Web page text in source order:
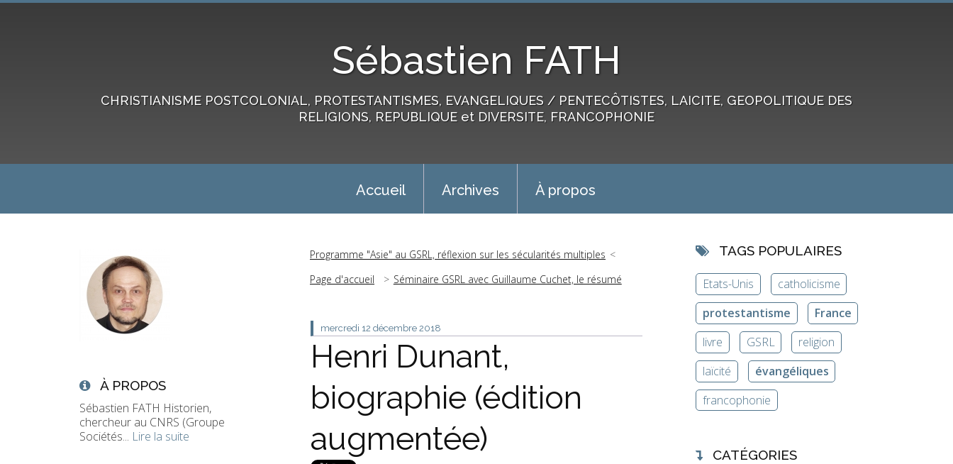
Sébastien FATH
CHRISTIANISME POSTCOLONIAL, PROTESTANTISMES, EVANGELIQUES / PENTECÔTISTES, LAICITE, GEOPOLITIQUE DES
RELIGIONS, REPUBLIQUE et DIVERSITE, FRANCOPHONIE
Accueil Archives À propos
À PROPOS
Sébastien FATH Historien,
chercheur au CNRS (Groupe
Sociétés... Lire la suite
Programme "Asie" au GSRL, réflexion sur les sécularités multiples
Page d'accueil
Séminaire GSRL avec Guillaume Cuchet, le résumé
mercredi 12 décembre 2018
Henri Dunant,
biographie (édition
augmentée)
TAGS POPULAIRES
Etats-Unis
catholicisme
protestantisme
France
livre
GSRL
religion
laïcité
évangéliques
francophonie
CATÉGORIES